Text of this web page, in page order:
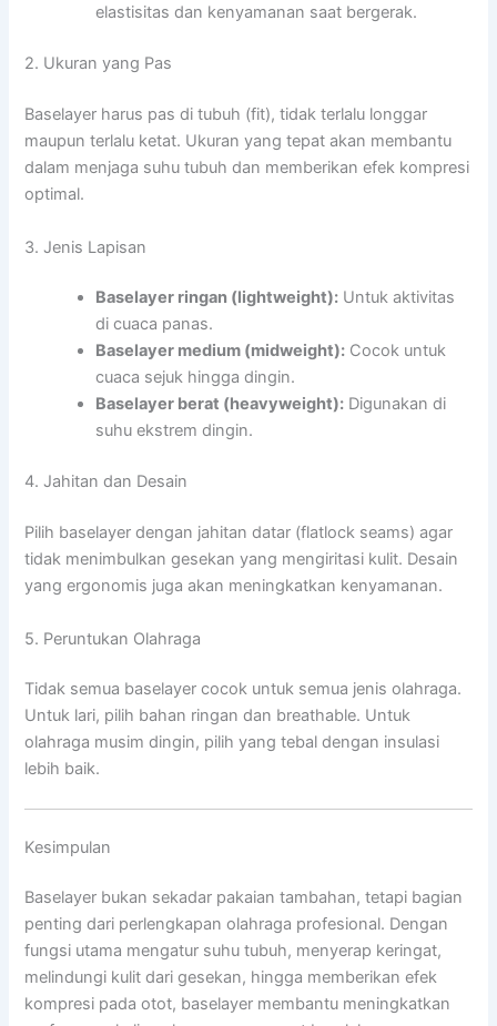
elastisitas dan kenyamanan saat bergerak.
2. Ukuran yang Pas
Baselayer harus pas di tubuh (fit), tidak terlalu longgar
maupun terlalu ketat. Ukuran yang tepat akan membantu
dalam menjaga suhu tubuh dan memberikan efek kompresi
optimal.
3. Jenis Lapisan
Baselayer ringan (lightweight): Untuk aktivitas
di cuaca panas.
Baselayer medium (midweight): Cocok untuk
cuaca sejuk hingga dingin.
Baselayer berat (heavyweight): Digunakan di
suhu ekstrem dingin.
4. Jahitan dan Desain
Pilih baselayer dengan jahitan datar (flatlock seams) agar
tidak menimbulkan gesekan yang mengiritasi kulit. Desain
yang ergonomis juga akan meningkatkan kenyamanan.
5. Peruntukan Olahraga
Tidak semua baselayer cocok untuk semua jenis olahraga.
Untuk lari, pilih bahan ringan dan breathable. Untuk
olahraga musim dingin, pilih yang tebal dengan insulasi
lebih baik.
Kesimpulan
Baselayer bukan sekadar pakaian tambahan, tetapi bagian
penting dari perlengkapan olahraga profesional. Dengan
fungsi utama mengatur suhu tubuh, menyerap keringat,
melindungi kulit dari gesekan, hingga memberikan efek
kompresi pada otot, baselayer membantu meningkatkan